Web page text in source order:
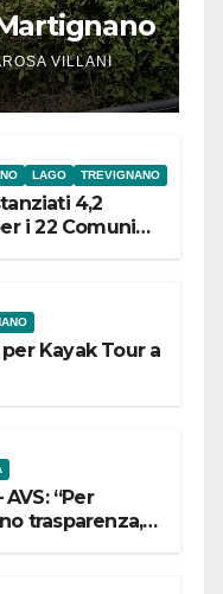
VILLANI
LAGO TREVIGNANO
4,2
i 22 Comuni
Kayak Tour a
“Per
trasparenza,